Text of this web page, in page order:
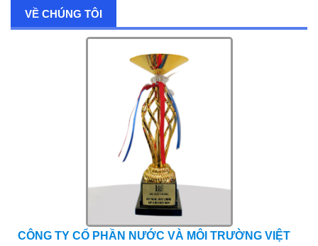
VỀ CHÚNG TÔI
CÔNG TY CỔ PHẦN NƯỚC VÀ MÔI TRƯỜNG VIỆT